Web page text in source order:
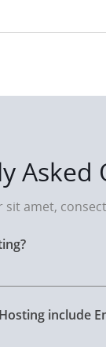
Asked
sit amet,
include